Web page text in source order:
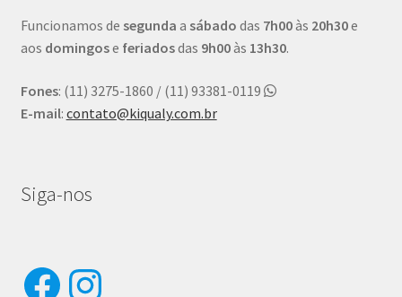
Funcionamos de segunda a sábado das 7h00às 20h30e
aos domingose feriadosdas 9h00às 13h30.
Fones: (11) 3275-1860 / (11) 93381-0119
E-mail: contato@kiqualy.com.br
Siga-nos
Facebook
Instagram